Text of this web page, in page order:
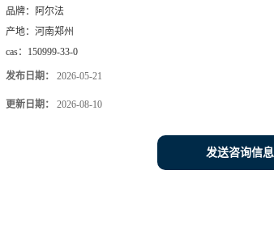
品牌： 阿尔法
产地： 河南郑州
cas： 150999-33-0
发布日期： 2026-05-21
更新日期： 2026-08-10
发送咨询信息